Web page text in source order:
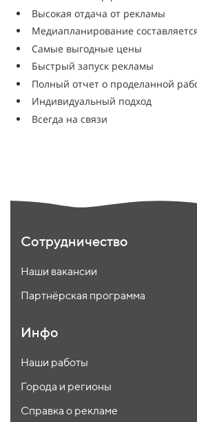
Высокая отдача от рекламы
Медиапланирование
Самые выгодные цены
Быстрый запуск рекламы
Полный отчет о проделанной
Индивидуальный подход
Всегда на связи
Сотрудничество
Наши вакансии
Партнёрская программа
Инфо
Наши работы
Города и регионы
Справка о рекламе